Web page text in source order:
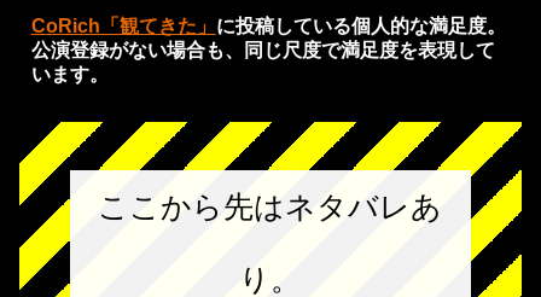
CoRich「観てきた」 に投稿している個人的な満足度。
公演登録がない場合も、同じ尺度で満足度を表現して
います。
ここから先はネタバレあ
り。